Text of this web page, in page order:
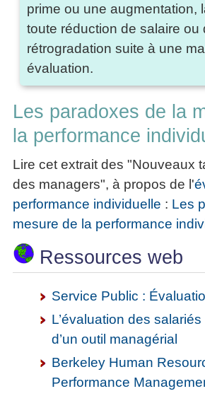
prime ou une augmentation,
toute réduction de salaire ou
rétrogradation suite à une
évaluation.
Les paradoxes de la
la performance
Lire cet extrait des "Nouveaux
des managers", à propos de l'
performance individuelle : Les
mesure de la performance
Ressources web
Service Public :
L’évaluation des
d’un outil managérial
Berkeley Human
Performance